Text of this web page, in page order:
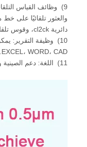
9) وظائف القياس
والعثور تلقائيًا على
دائرية cl2ck، وقوس تلقائي دائري متعدد المناطق.
10) وظيفة التقرير:
EXCEL، WORD، CAD.
11) اللغة: دعم الصينية والإنجليزية والكورية واليابانية والروسية.